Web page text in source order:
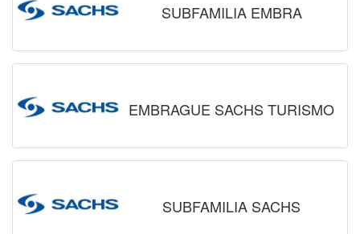
SUBFAMILIA EMBRA
EMBRAGUE SACHS TURISMO
SUBFAMILIA SACHS